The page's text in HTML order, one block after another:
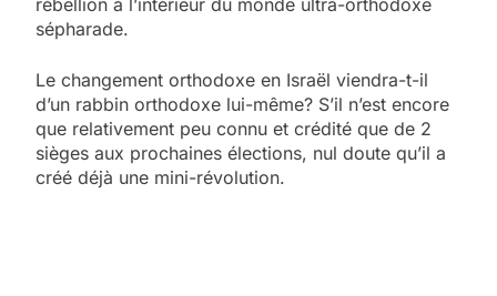
sépharade.
Le changement orthodoxe en Israël viendra-t-il
d’un rabbin orthodoxe lui-même? S’il n’est encore
que relativement peu connu et crédité que de 2
sièges aux prochaines élections, nul doute qu’il a
créé déjà une mini-révolution.